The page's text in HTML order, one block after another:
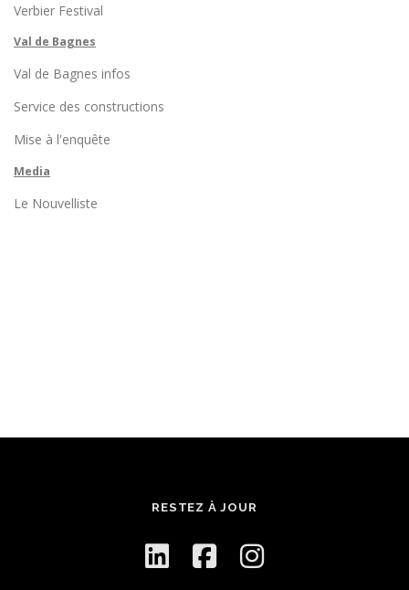
Verbier Festival
Val de Bagnes
Val de Bagnes infos
Service des constructions
Mise à l'enquête
Media
Le Nouvelliste
RESTEZ À JOUR